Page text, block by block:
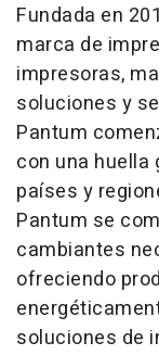
Fundada en
marca de
impresoras,
soluciones y
Pantum
con una huella
países y
Pantum se
cambiantes
ofreciendo
soluciones de